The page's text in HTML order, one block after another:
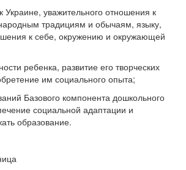
Украине, уважительного отношения к
традициям и обычаям, языку,
к себе, окружению и окружающей
ребенка, развитие его творческих
им социального опыта;
Базового компонента дошкольного
социальной адаптации и
образование.